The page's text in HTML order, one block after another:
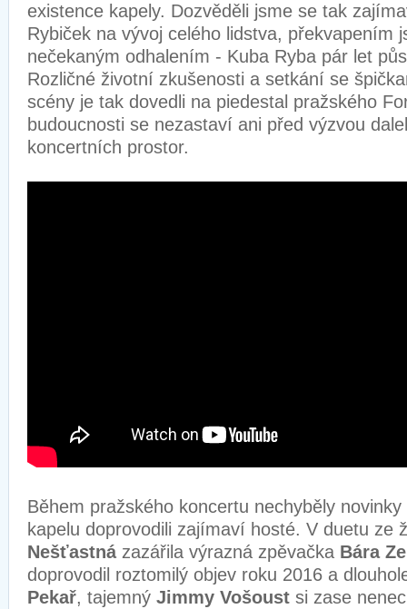
existence kapely. Dozvěděli jsme se tak
Rybiček na vývoj celého lidstva, překvapením
nečekaným odhalením - Kuba Ryba pár let
Rozličné životní zkušenosti a setkání se
scény je tak dovedli na piedestal pražského
budoucnosti se nezastaví ani před výzvou
koncertních prostor.
Během pražského koncertu nechyběly
kapelu doprovodili zajímaví hosté. V duetu ze
Nešťastná zazářila výrazná zpěvačka Bára
doprovodil roztomilý objev roku 2016 a
Pekař, tajemný Jimmy Vošoust si zase